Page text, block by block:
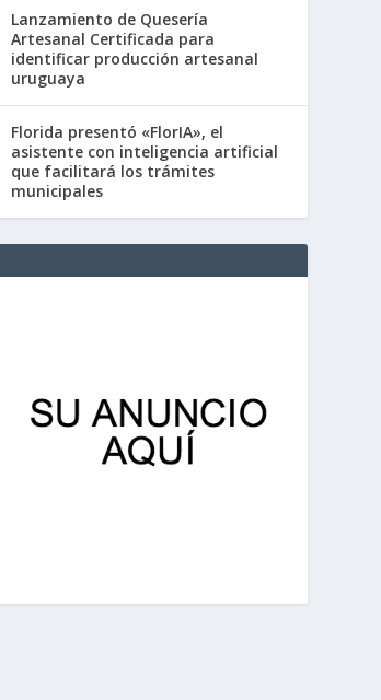
Lanzamiento de Quesería
Artesanal Certificada para
identificar producción artesanal
uruguaya
Florida presentó «FlorIA», el
asistente con inteligencia artificial
que facilitará los trámites
municipales